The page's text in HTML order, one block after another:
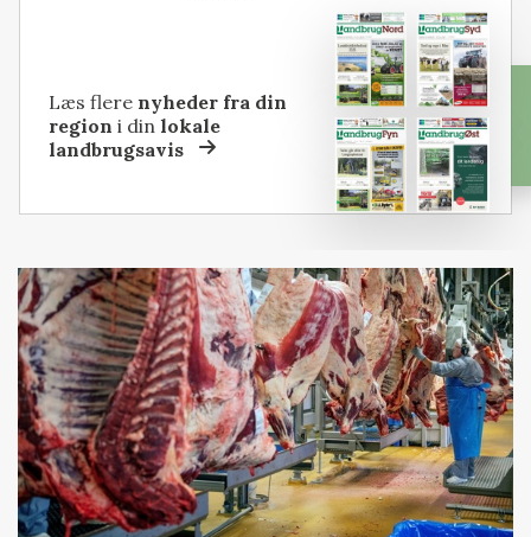
Læs flere nyheder fra din
region i dinlokale
landbrugsavis